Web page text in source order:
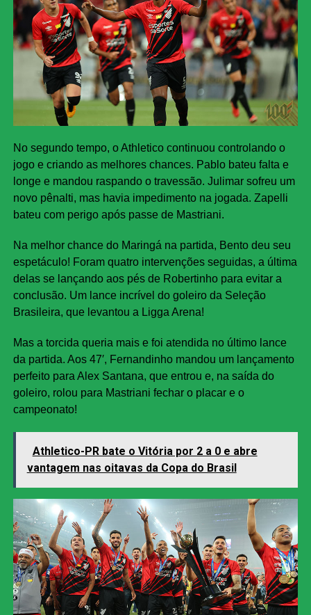
No segundo tempo, o Athletico continuou controlando o
jogo e criando as melhores chances. Pablo bateu falta e
longe e mandou raspando o travessão. Julimar sofreu um
novo pênalti, mas havia impedimento na jogada. Zapelli
bateu com perigo após passe de Mastriani.
Na melhor chance do Maringá na partida, Bento deu seu
espetáculo! Foram quatro intervenções seguidas, a última
delas se lançando aos pés de Robertinho para evitar a
conclusão. Um lance incrível do goleiro da Seleção
Brasileira, que levantou a Ligga Arena!
Mas a torcida queria mais e foi atendida no último lance
da partida. Aos 47′, Fernandinho mandou um lançamento
perfeito para Alex Santana, que entrou e, na saída do
goleiro, rolou para Mastriani fechar o placar e o
campeonato!
Athletico-PR bate o Vitória por 2 a 0 e abre
vantagem nas oitavas da Copa do Brasil